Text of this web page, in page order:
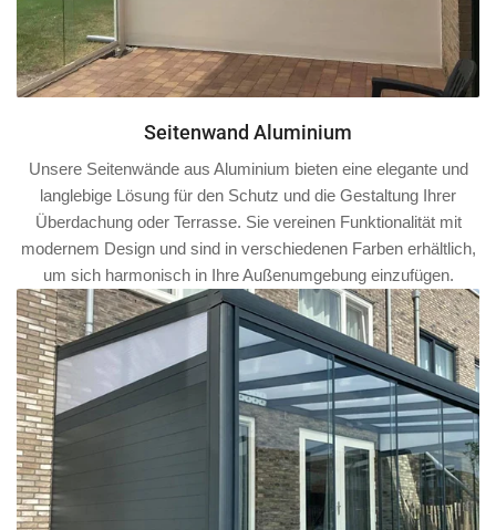
Seitenwand Aluminium
Unsere Seitenwände aus Aluminium bieten eine elegante und
langlebige Lösung für den Schutz und die Gestaltung Ihrer
Überdachung oder Terrasse. Sie vereinen Funktionalität mit
modernem Design und sind in verschiedenen Farben erhältlich,
um sich harmonisch in Ihre Außenumgebung einzufügen.